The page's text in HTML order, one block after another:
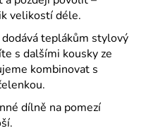
velikostí déle.
dodává teplákům stylový
s dalšími kousky ze
kombinovat s
dílně na pomezí